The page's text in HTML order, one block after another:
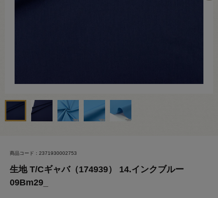
商品コード：2371930002753
生地 T/Cギャバ（174939） 14.インクブルー
09Bm29_